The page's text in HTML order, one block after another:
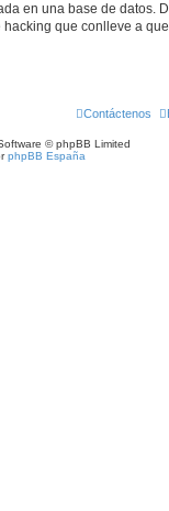
en una base de datos.
que conlleve a
Contáctenos
© phpBB Limited
phpBB España